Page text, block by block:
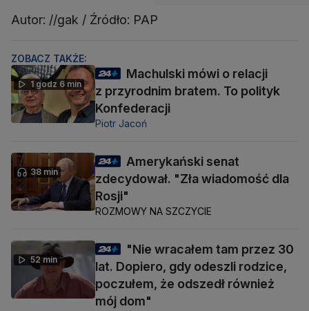
Autor: //gak / Źródło: PAP
ZOBACZ TAKŻE:
1 godz 6 min
Machulski mówi o relacji
z przyrodnim bratem. To polityk
Konfederacji
Piotr Jacoń
38 min
Amerykański senat
zdecydował. "Zła wiadomość dla
Rosji"
ROZMOWY NA SZCZYCIE
52 min
"Nie wracałem tam przez 30
lat. Dopiero, gdy odeszli rodzice,
poczułem, że odszedł również
mój dom"